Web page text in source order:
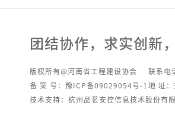
团结协作，求实创新
版权所有@河南省工程建设协会
联系
备 案 号：豫ICP备09029054号-1 地 址
技术支持：杭州品茗安控信息技术股份